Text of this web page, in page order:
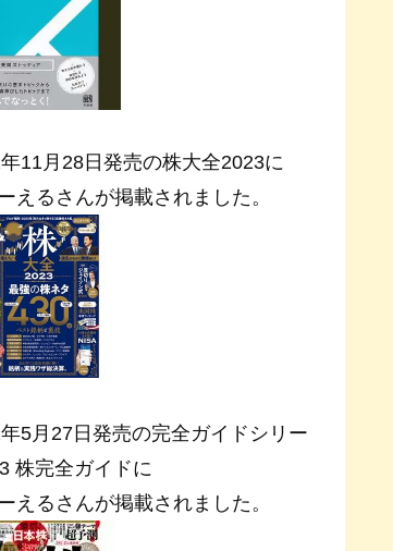
11月28日発売の株大全2023に
えるさんが掲載されました。
5月27日発売の完全ガイドシリー
株完全ガイドに
えるさんが掲載されました。